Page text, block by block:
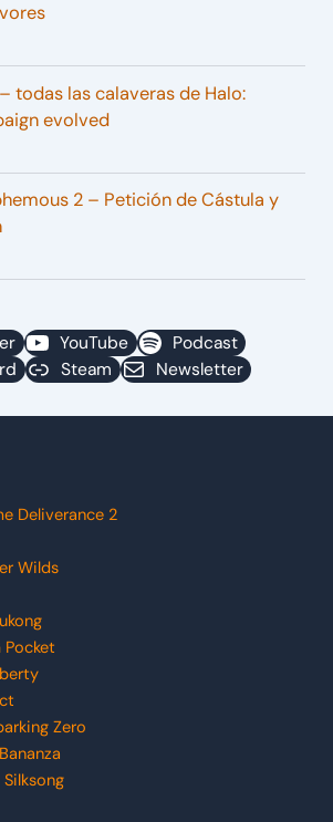
todas las calaveras de Halo:
evolved
2 – Petición de Cástula y
YouTube
Podcast
Steam Newsletter
Deliverance 2
Wilds
Pocket
Zero